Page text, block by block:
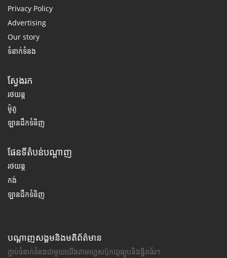
Privacy Policy
Advertising
Our story
ទំនាក់ទំនង
ស្វែងរក
រថយន្ត
ម៉ូតូ
ឡានដឹកទំនិញ
ផែនទីតំបន់បណ្តាញ
រថយន្ត
កង់
ឡានដឹកទំនិញ
បណ្តាញសង្គមនិងមតិព័ត៌មាន
ភ្ជាប់ទំនាក់ទំនងជាមួយយើងតាមហ្វេសប៊ុកយូធ្យូបនិងធ្វីតធ័រ។